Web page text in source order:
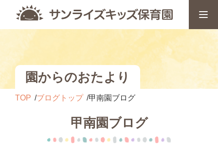
園からのおたより
TOP ブログトップ 甲南園ブログ
甲南園ブログ